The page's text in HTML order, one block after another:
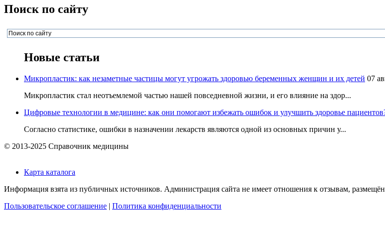
Поиск по сайту
Новые статьи
Микропластик: как незаметные частицы могут угрожать здоровью беременных женщин и их детей 07
Микропластик стал неотъемлемой частью нашей повседневной жизни, и его влияние на здор...
Цифровые технологии в медицине: как они помогают избежать ошибок и улучшить здоровье
Согласно статистике, ошибки в назначении лекарств являются одной из основных причин у...
© 2013-2025 Справочник медицины
Карта каталога
Информация взята из публичных источников. Администрация сайта не имеет отношения к отзывам,
Пользовательское соглашение | Политика конфиденциальности